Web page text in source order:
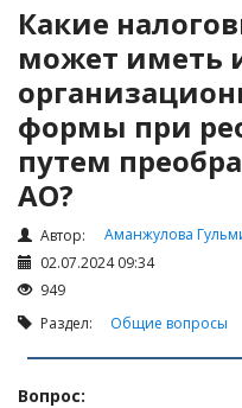
Антикризис: трудовые
Антикризис: долги и
Налоги и
Трудовые отношения
Корпоративные
Договоры
Доверенности
Возмещение ущерба
Какие
может иметь
формы при
путем
АО?
Автор:
Аманжулова
02.07.2024 09:34
949
Раздел: Общие вопросы
Вопрос: